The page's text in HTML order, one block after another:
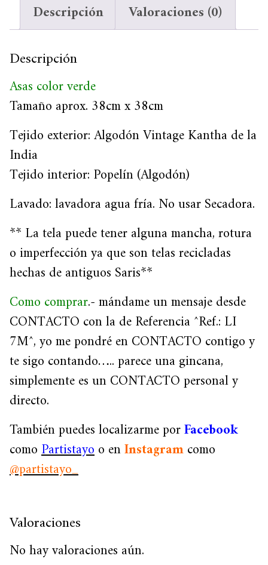
Descripción Valoraciones (0)
Descripción
Asas color verde
Tamaño aprox. 38cm x 38cm
Tejido exterior: Algodón Vintage Kantha de la
India
Tejido interior: Popelín (Algodón)
Lavado: lavadora agua fría. No usar Secadora.
** La tela puede tener alguna mancha, rotura
o imperfección ya que son telas recicladas
hechas de antiguos Saris**
Como comprar.- mándame un mensaje desde
CONTACTO con la de Referencia ^Ref.: LI
7M^, yo me pondré en CONTACTO contigo y
te sigo contando….. parece una gincana,
simplemente es un CONTACTO personal y
directo.
También puedes localizarme porFacebook
comoPartistayoo enInstagramcomo
@partistayo_
Valoraciones
No hay valoraciones aún.